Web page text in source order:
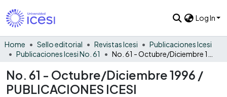
Log In
Home Sello editorial Revistas Icesi
Publicaciones Icesi
Publicaciones Icesi No. 61
No. 61 - Octubre/Diciembre 1996 /
PUBLICACIONES ICESI